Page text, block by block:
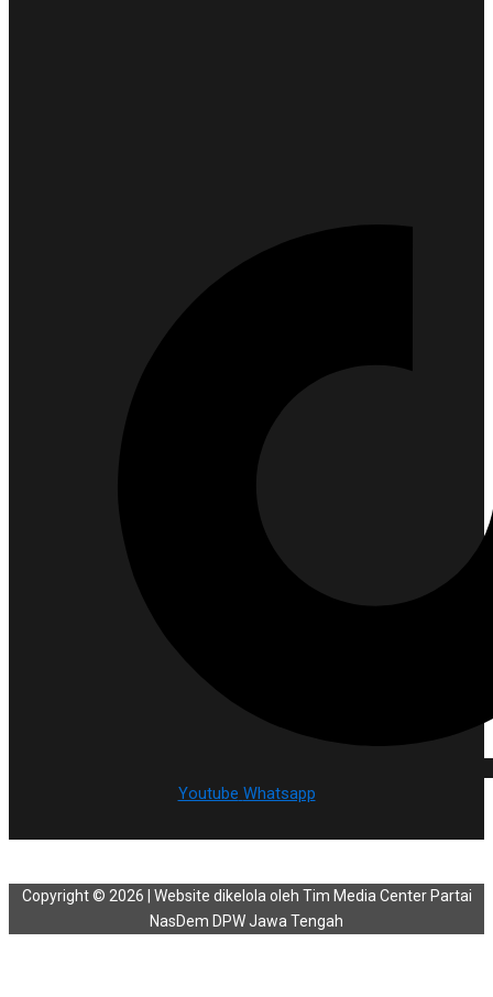
Youtube Whatsapp
Copyright © 2026 | Website dikelola oleh Tim Media Center Partai
NasDem DPW Jawa Tengah